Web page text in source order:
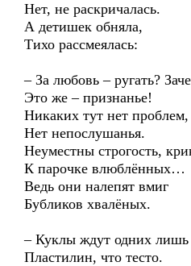
Нет, не раскричалась.
А детишек обняла,
Тихо рассмеялась:
– За любовь – ругать?
Это же – признанье!
Никаких тут нет проблем,
Нет непослушанья.
Неуместны строгость,
К парочке влюблённых…
Ведь они налепят вмиг
Бубликов хвалёных.
– Куклы ждут одних лишь
Пластилин, что тесто.